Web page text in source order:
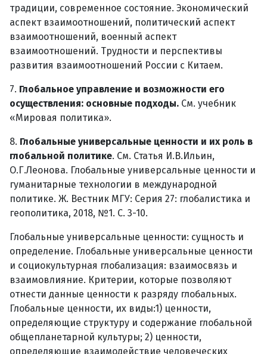
традиции, современное состояние. Экономический
аспект взаимоотношений, политический аспект
взаимоотношений, военный аспект
взаимоотношений. Трудности и перспективы
развития взаимоотношений России с Китаем.
7. Глобальное управление и возможности его
осуществления: основные подходы. См. учебник
«Мировая политика».
8. Глобальные универсальные ценности и их роль в
глобальной политике. См. Статья И.В.Ильин,
О.Г.Леонова. Глобальные универсальные ценности и
гуманитарные технологии в международной
политике. Ж. Вестник МГУ: Серия 27: глобалистика и
геополитика, 2018, №1. С. 3-10.
Глобальные универсальные ценности: сущность и
определение. Глобальные универсальные ценности
и социокультурная глобализация: взаимосвязь и
взаимовлияние. Критерии, которые позволяют
отнести данные ценности к разряду глобальных.
Глобальные ценности, их виды:1) ценности,
определяющие структуру и содержание глобальной
общепланетарной культуры; 2) ценности,
определяющие взаимодействие человеческих